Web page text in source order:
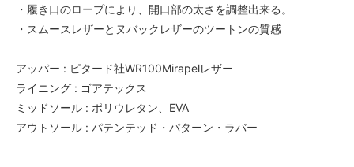
・履き口のロープにより、開口部の太さを調整出来る。
・スムースレザーとヌバックレザーのツートンの質感
アッパー : ピタード社WR100Mirapelレザー
ライニング : ゴアテックス
ミッドソール : ポリウレタン、EVA
アウトソール : パテンテッド・パターン・ラバー